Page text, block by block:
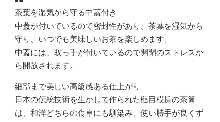
茶葉を湿気から守る中蓋付き
中蓋が付いているので密封性があり、茶葉を湿気から
守り、いつでも美味しいお茶を楽しめます。
中蓋には、取っ手が付いているので開閉のストレスか
ら開放されます。
細部まで美しい高級感ある仕上がり
日本の伝統技術を生かして作られた槌目模様の茶筒
は、和洋どちらの食卓にも馴染み、使い勝手が良くず